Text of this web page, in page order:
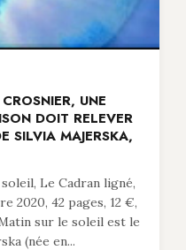
UNE
DOIT RELEVER
SILVIA MAJERSKA,
Le Cadran ligné,
2020, 42 pages, 12 €,
sur le soleil est le
(née en...